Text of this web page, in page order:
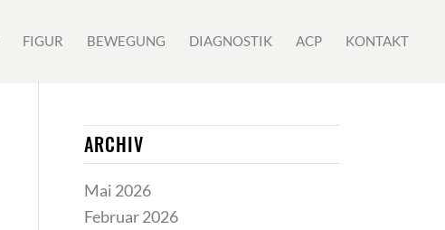
FIGUR BEWEGUNG DIAGNOSTIK ACP KONTAKT
ARCHIV
Mai 2026
Februar 2026